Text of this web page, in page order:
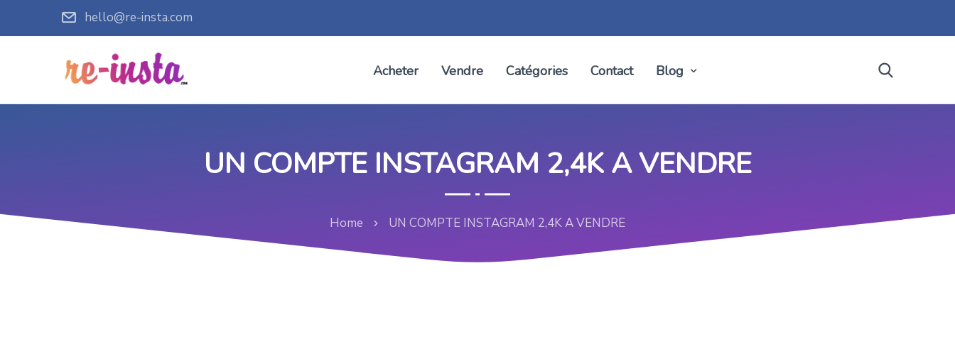
hello@re-insta.com
Acheter Vendre Catégories Contact Blog
UN COMPTE INSTAGRAM 2,4K A VENDRE
Home UN COMPTE INSTAGRAM 2,4K A VENDRE